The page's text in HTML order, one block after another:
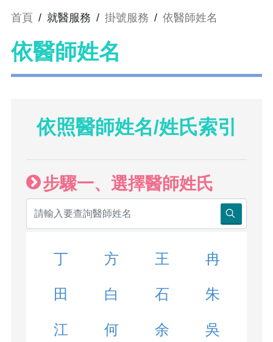
首頁 / 就醫服務 / 掛號服務 / 依醫師姓名
依醫師姓名
依照醫師姓名/姓氏索引
步驟一、選擇醫師姓氏
丁 方 王 冉
田 白 石 朱
江 何 余 吳